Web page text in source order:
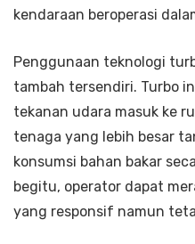
kendaraan beroperasi
Penggunaan teknologi
tambah tersendiri. Turbo
tekanan udara masuk ke
tenaga yang lebih besar
konsumsi bahan bakar
begitu, operator dapat
yang responsif namun